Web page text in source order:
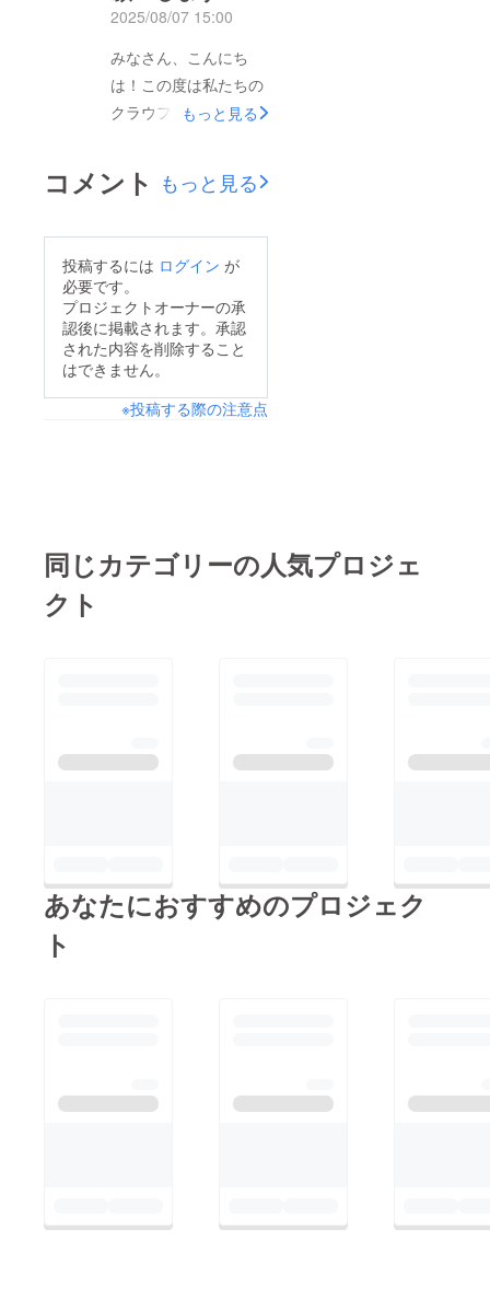
ださった皆様の笑顔を
Instagramに掲載して
おりますので、ぜひご
覧ください！
Instagramはこちら↓
かき氷
2025/08/07 15:00
みなさん、こんにち
は！この度は私たちの
クラウファンディング
き、ありがとうござい
ます♪「Be Smile オリ
でいるために、日常的
に飲んで欲しいという
想いを込めて開発しま
した。特にこれから健
たい！という人におす
しくお願いします！
もっと見る
コメント もっと見る
投稿するには ログイン が
必要です。
プロジェクトオーナーの承
認後に掲載されます。承認
された内容を削除すること
はできません。
※投稿する際の注意点
同じカテゴリーの人気プロジェ
クト
あなたにおすすめのプロジェク
ト